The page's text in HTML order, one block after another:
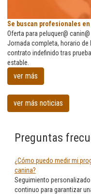
Se
buscan
profesionales
en
Peluqueria
Se buscan profesionales
Oferta para peluquer@
Jornada completa, horario de
contrato indefinido tras
estable.
ver más
ver más noticias
Preguntas
¿Cómo puedo medir mi
canina?
Seguimiento
continuo para garantizar